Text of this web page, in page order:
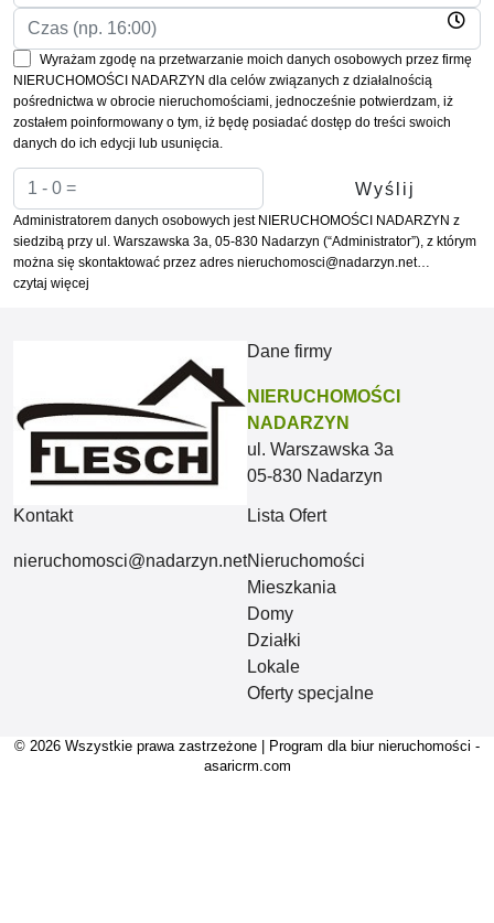
Wyrażam zgodę na przetwarzanie moich danych osobowych przez firmę
NIERUCHOMOŚCI NADARZYN dla celów związanych z działalnością
pośrednictwa w obrocie nieruchomościami, jednocześnie potwierdzam, iż
zostałem poinformowany o tym, iż będę posiadać dostęp do treści swoich
danych do ich edycji lub usunięcia.
Administratorem danych osobowych jest NIERUCHOMOŚCI NADARZYN z
siedzibą przy ul. Warszawska 3a, 05-830 Nadarzyn (“Administrator”), z którym
można się skontaktować przez adres nieruchomosci@nadarzyn.net…
czytaj więcej
Dane firmy
NIERUCHOMOŚCI
NADARZYN
ul. Warszawska 3a
05-830 Nadarzyn
Kontakt
nieruchomosci@nadarzyn.net
Lista Ofert
Nieruchomości
Mieszkania
Domy
Działki
Lokale
Oferty specjalne
© 2026 Wszystkie prawa zastrzeżone | Program dla biur nieruchomości -
asaricrm.com